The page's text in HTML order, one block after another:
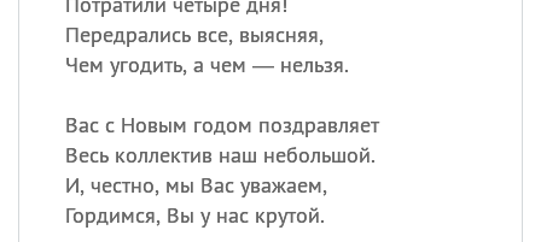
Передрались все, выясняя,
Чем угодить, а чем — нельзя.
Вас с Новым годом поздравляет
Весь коллектив наш небольшой.
И, честно, мы Вас уважаем,
Гордимся, Вы у нас крутой.